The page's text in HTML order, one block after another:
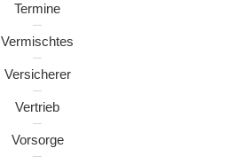
Termine
Vermischtes
Versicherer
Vertrieb
Vorsorge